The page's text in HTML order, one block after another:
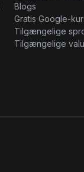
Blogs
Gratis Google-
Tilgængelige
Tilgængelige